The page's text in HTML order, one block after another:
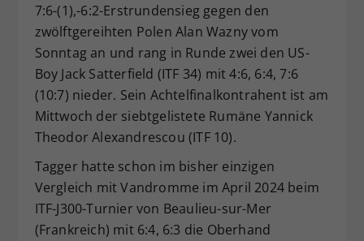
7:6-(1),-6:2-Erstrundensieg gegen den
zwölftgereihten Polen Alan Wazny vom
Sonntag an und rang in Runde zwei den US-
Boy Jack Satterfield (ITF 34) mit 4:6, 6:4, 7:6
(10:7) nieder. Sein Achtelfinalkontrahent ist am
Mittwoch der siebtgelistete Rumäne Yannick
Theodor Alexandrescou (ITF 10).
Tagger hatte schon im bisher einzigen
Vergleich mit Vandromme im April 2024 beim
ITF-J300-Turnier von Beaulieu-sur-Mer
(Frankreich) mit 6:4, 6:3 die Oberhand